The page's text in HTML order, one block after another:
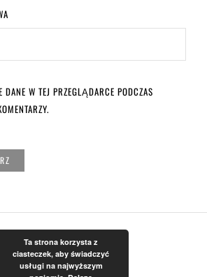
DANE W TEJ PRZEGLĄDARCE PODCZAS
Ta strona korzysta z
ciasteczek, aby świadczyć
usługi na najwyższym